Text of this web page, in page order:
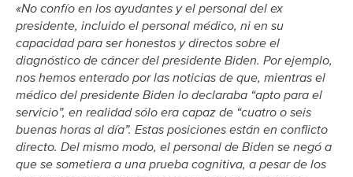
«No confío en los ayudantes y el personal del ex
presidente, incluido el personal médico, ni en su
capacidad para ser honestos y directos sobre el
diagnóstico de cáncer del presidente Biden. Por ejemplo,
nos hemos enterado por las noticias de que, mientras el
médico del presidente Biden lo declaraba “apto para el
servicio”, en realidad sólo era capaz de “cuatro o seis
buenas horas al día”. Estas posiciones están en conflicto
directo. Del mismo modo, el personal de Biden se negó a
que se sometiera a una prueba cognitiva, a pesar de los